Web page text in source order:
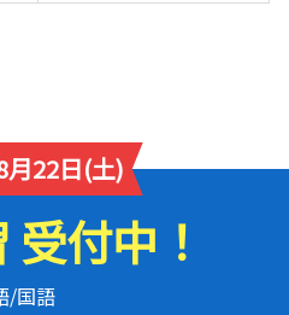
22日(土)
付中！
/国語